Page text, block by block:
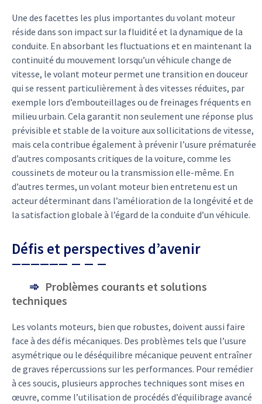
Une des facettes les plus importantes du volant moteur
réside dans son impact sur la fluidité et la dynamique de la
conduite. En absorbant les fluctuations et en maintenant la
continuité du mouvement lorsqu’un véhicule change de
vitesse, le volant moteur permet une transition en douceur
qui se ressent particulièrement à des vitesses réduites, par
exemple lors d’embouteillages ou de freinages fréquents en
milieu urbain. Cela garantit non seulement une réponse plus
prévisible et stable de la voiture aux sollicitations de vitesse,
mais cela contribue également à prévenir l’usure prématurée
d’autres composants critiques de la voiture, comme les
coussinets de moteur ou la transmission elle-même. En
d’autres termes, un volant moteur bien entretenu est un
acteur déterminant dans l’amélioration de la longévité et de
la satisfaction globale à l’égard de la conduite d’un véhicule.
Défis et perspectives d’avenir
Problèmes courants et solutions
techniques
Les volants moteurs, bien que robustes, doivent aussi faire
face à des défis mécaniques. Des problèmes tels que l’usure
asymétrique ou le déséquilibre mécanique peuvent entraîner
de graves répercussions sur les performances. Pour remédier
à ces soucis, plusieurs approches techniques sont mises en
œuvre, comme l’utilisation de procédés d’équilibrage avancé